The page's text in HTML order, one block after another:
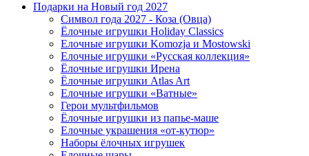
Подарки на Новый год 2027
Символ года 2027 - Коза (Овца)
Ёлочные игрушки Holiday Classics
Елочные игрушки Komozja и Mostowski
Елочные игрушки «Русская коллекция»
Ёлочные игрушки Ирена
Ёлочные игрушки Atlas Art
Елочные игрушки «Ватные»
Герои мультфильмов
Ёлочные игрушки из папье-маше
Елочные украшения «от-кутюр»
Наборы ёлочных игрушек